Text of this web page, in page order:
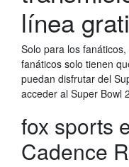
línea
Solo para los
fanáticos solo tienen
puedan disfrutar del
acceder al Super Bowl
fox sports
Cadence